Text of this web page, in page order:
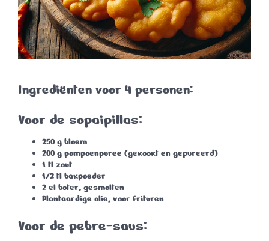
Ingrediënten voor 4 personen:
Voor de sopaipillas:
250 g bloem
200 g pompoenpuree (gekookt en gepureerd)
1 tl zout
1/2 tl bakpoeder
2 el boter, gesmolten
Plantaardige olie, voor frituren
Voor de pebre-saus: